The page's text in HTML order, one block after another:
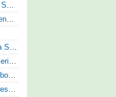
Figuraccia LND: si dimenticano di una squadra di Serie D, è da rifare il programma Coppa Italia
Serie D, ci siamo: data e orario dell'uscita dei calendari ufficiali
Reggina, la priorità in attacco è Mateus Castro Da Silva: ore decisive per la fumata bianca
«Quali prestanome? Ho speso un milione per la Serie D»: Bandecchi rompe il silenzio sul futuro della Ternana
Pistoiese, febbre arancione: vola la campagna abbonamenti, superata quota 750 tessere
SPAL scatenata sul mercato: arrivano Alonzi, Foresta, Munaretto e Tobia